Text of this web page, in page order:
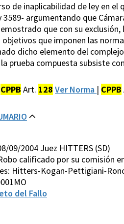
de inaplicabilidad de ley en
3589- argumentando que
que con su
que imponen las
dicho elemento del
prueba compuesta subsiste
CPPB Art. 128 Ver Norma | CPPB
09/2004 Juez HITTERS (SD)
calificado por su comisión
Hitters-Kogan-Pettigiani-
del Fallo